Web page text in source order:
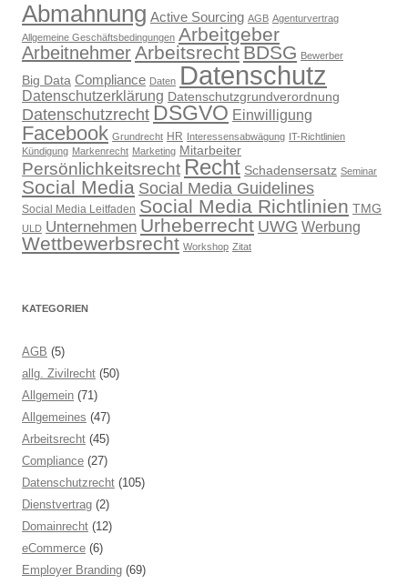
Abmahnung Active Sourcing AGB Agenturvertrag
Allgemeine Geschäftsbedingungen Arbeitgeber
ArbeitnehmerArbeitsrecht BDSG Bewerber
Big Data Compliance Daten Datenschutz
Datenschutzerklärung Datenschutzgrundverordnung
Datenschutzrecht DSGVO Einwilligung
Facebook Grundrecht HR Interessensabwägung IT-Richtlinien
Kündigung Markenrecht Marketing Mitarbeiter
Persönlichkeitsrecht Recht Schadensersatz Seminar
Social Media Social Media Guidelines
Social Media Leitfaden Social Media Richtlinien TMG
ULD Unternehmen Urheberrecht UWG Werbung
Wettbewerbsrecht Workshop Zitat
KATEGORIEN
AGB (5)
allg. Zivilrecht (50)
Allgemein (71)
Allgemeines (47)
Arbeitsrecht (45)
Compliance (27)
Datenschutzrecht (105)
Dienstvertrag (2)
Domainrecht (12)
eCommerce (6)
Employer Branding (69)